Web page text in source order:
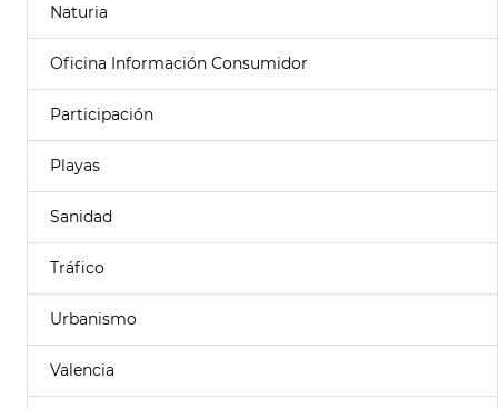
Naturia
Oficina Información Consumidor
Participación
Playas
Sanidad
Tráfico
Urbanismo
Valencia